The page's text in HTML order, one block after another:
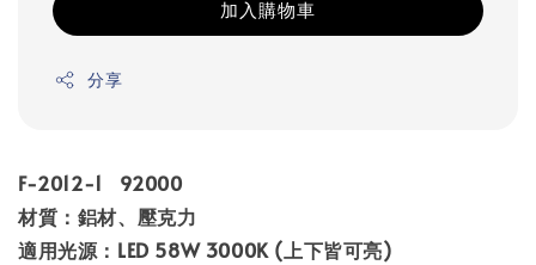
加入購物車
分享
F-2012-1 92000
材質：鋁材、壓克力
適用光源：LED 58W 3000K (上下皆可亮)